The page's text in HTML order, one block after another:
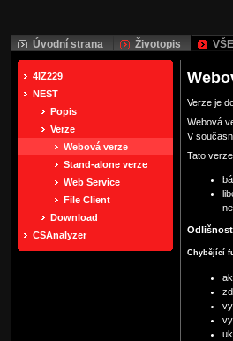
Úvodní strana Životopis VŠE
4IZ229
NEST
Popis
Verze
Webová verze
Stand-alone verze
Web Service
File Client
Download
CSAnalyzer
Verze je
Webová
V
Tato
Chybějící